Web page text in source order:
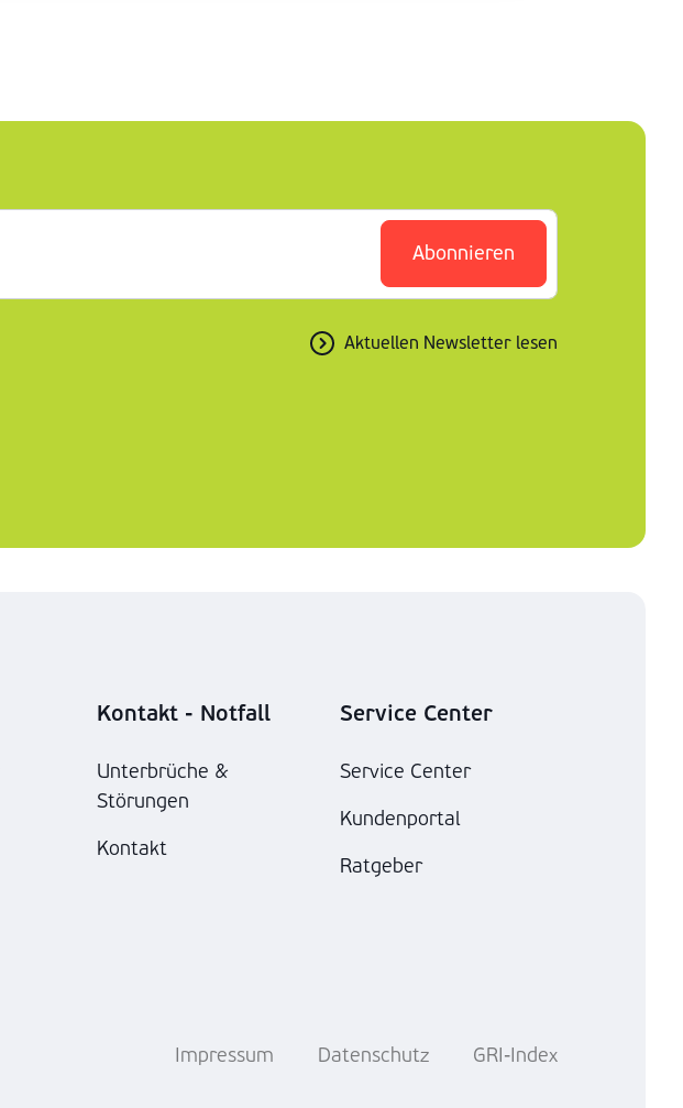
Abonnieren
Aktuellen Newsletter lesen
Kontakt - Notfall
Unterbrüche &
Störungen
Kontakt
Service Center
Service Center
Kundenportal
Ratgeber
Impressum Datenschutz GRI-Index